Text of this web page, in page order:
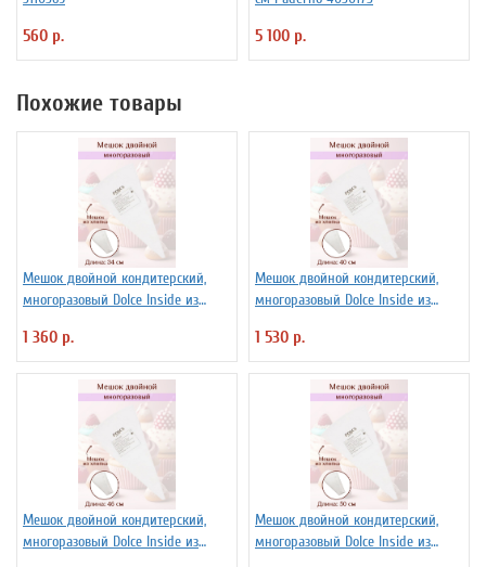
560 р. 5 100 р.
Похожие товары
Мешок двойной кондитерский,
многоразовый Dolce Inside из
1 360 р.
Мешок двойной кондитерский,
многоразовый Dolce Inside из
1 530 р.
Мешок двойной кондитерский,
многоразовый Dolce Inside из
Мешок двойной кондитерский,
многоразовый Dolce Inside из